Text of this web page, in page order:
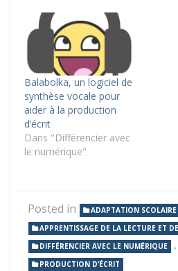
Balabolka, un logiciel de
synthèse vocale pour
aider à la production
d’écrit
Dans "Différencier avec
le numérique"
Posted in ADAPTATION
APPRENTISSAGE DE LA LECTURE ET
DIFFÉRENCIER AVEC LE NUMÉRIQUE ,
PRODUCTION D’ÉCRIT